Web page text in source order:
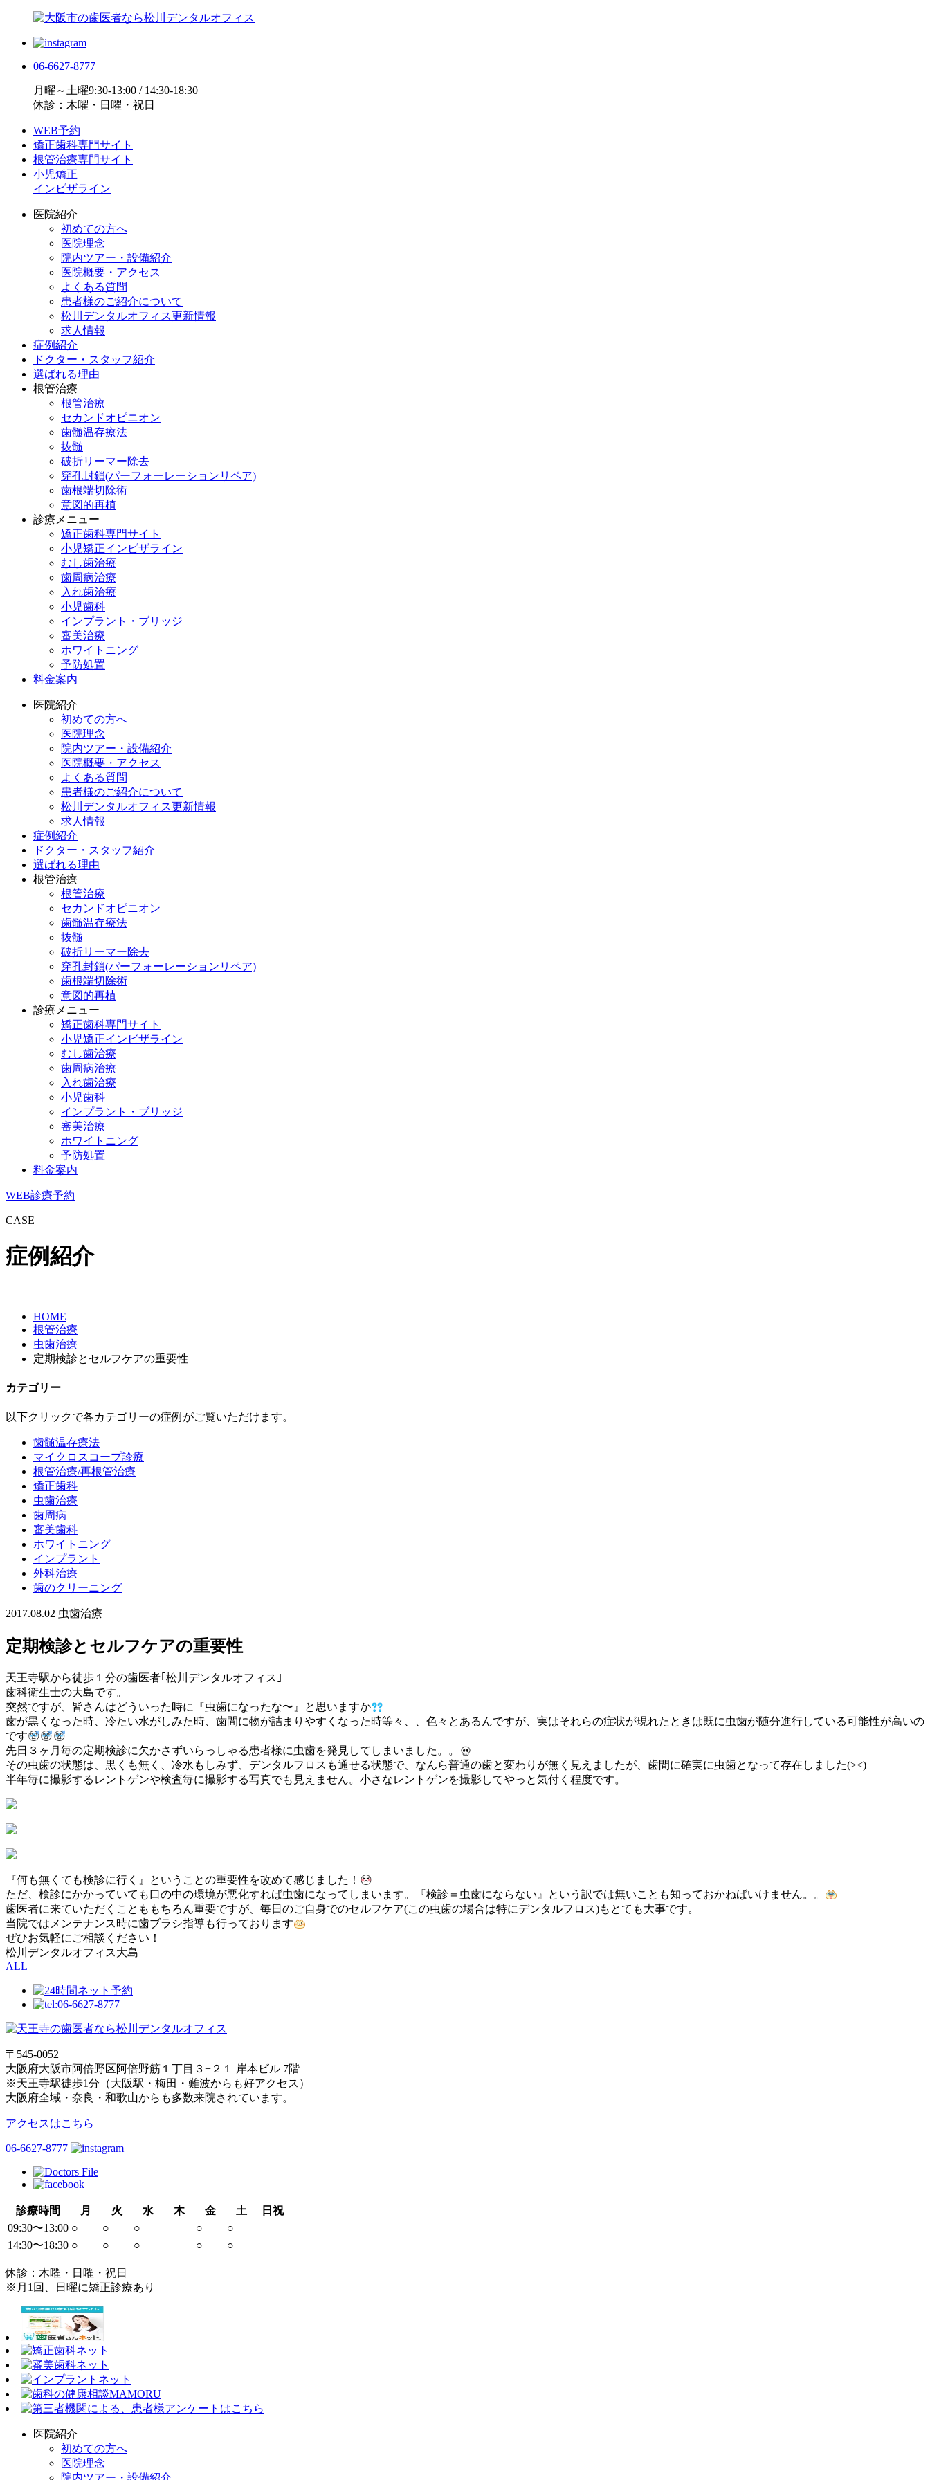
06-6627-8777
月曜～土曜9:30-13:00 / 14:30-18:30
休診：木曜・日曜・祝日
WEB予約
矯正歯科専門サイト
根管治療専門サイト
小児矯正
インビザライン
医院紹介
初めての方へ
医院理念
院内ツアー・設備紹介
医院概要・アクセス
よくある質問
患者様のご紹介について
松川デンタルオフィス更新情報
求人情報
症例紹介
ドクター・スタッフ紹介
選ばれる理由
根管治療
根管治療
セカンドオピニオン
歯髄温存療法
抜髄
破折リーマー除去
穿孔封鎖(パーフォーレーションリペア)
歯根端切除術
意図的再植
診療メニュー
矯正歯科専門サイト
小児矯正インビザライン
むし歯治療
歯周病治療
入れ歯治療
小児歯科
インプラント・ブリッジ
審美治療
ホワイトニング
予防処置
料金案内
医院紹介
初めての方へ
医院理念
院内ツアー・設備紹介
医院概要・アクセス
よくある質問
患者様のご紹介について
松川デンタルオフィス更新情報
求人情報
症例紹介
ドクター・スタッフ紹介
選ばれる理由
根管治療
根管治療
セカンドオピニオン
歯髄温存療法
抜髄
破折リーマー除去
穿孔封鎖(パーフォーレーションリペア)
歯根端切除術
意図的再植
診療メニュー
矯正歯科専門サイト
小児矯正インビザライン
むし歯治療
歯周病治療
入れ歯治療
小児歯科
インプラント・ブリッジ
審美治療
ホワイトニング
予防処置
料金案内
WEB診療予約
CASE
症例紹介
HOME
根管治療
虫歯治療
定期検診とセルフケアの重要性
カテゴリー
以下クリックで各カテゴリーの症例がご覧いただけます。
歯髄温存療法
マイクロスコープ診療
根管治療/再根管治療
矯正歯科
虫歯治療
歯周病
審美歯科
ホワイトニング
インプラント
外科治療
歯のクリーニング
2017.08.02 虫歯治療
定期検診とセルフケアの重要性
天王寺駅から徒歩１分の歯医者｢松川デンタルオフィス｣
歯科衛生士の大島です。
突然ですが、皆さんはどういった時に『虫歯になったな〜』と思いますか
歯が黒くなった時、冷たい水がしみた時、歯間に物が詰まりやすくなった時等々、、色々とあるんですが、実はそれらの症状が現れたときは既に虫歯が随分進行している可能性が高いの
です
先日３ヶ月毎の定期検診に欠かさずいらっしゃる患者様に虫歯を発見してしまいました。。
その虫歯の状態は、黒くも無く、冷水もしみず、デンタルフロスも通せる状態で、なんら普通の歯と変わりが無く見えましたが、歯間に確実に虫歯となって存在しました(><)
半年毎に撮影するレントゲンや検査毎に撮影する写真でも見えません。小さなレントゲンを撮影してやっと気付く程度です。
『何も無くても検診に行く』ということの重要性を改めて感じました！
ただ、検診にかかっていても口の中の環境が悪化すれば虫歯になってしまいます。『検診＝虫歯にならない』という訳では無いことも知っておかねばいけません。。
歯医者に来ていただくことももちろん重要ですが、毎日のご自身でのセルフケア(この虫歯の場合は特にデンタルフロス)もとても大事です。
当院ではメンテナンス時に歯ブラシ指導も行っております
ぜひお気軽にご相談ください！
松川デンタルオフィス大島
ALL
〒545-0052
大阪府大阪市阿倍野区阿倍野筋１丁目３−２１ 岸本ビル 7階
※天王寺駅徒歩1分（大阪駅・梅田・難波からも好アクセス）
大阪府全域・奈良・和歌山からも多数来院されています。
アクセスはこちら
06-6627-8777
診療時間 月 火 水 木 金 土
日祝
09:30〜13:00 ○ ○ ○ ○
○
14:30〜18:30 ○ ○ ○ ○ ○
休診：木曜・日曜・祝日
※月1回、日曜に矯正診療あり
医院紹介
初めての方へ
医院理念